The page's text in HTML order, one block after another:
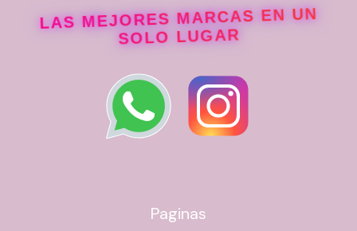
LAS MEJORES MARCAS EN UN
SOLO LUGAR
Paginas